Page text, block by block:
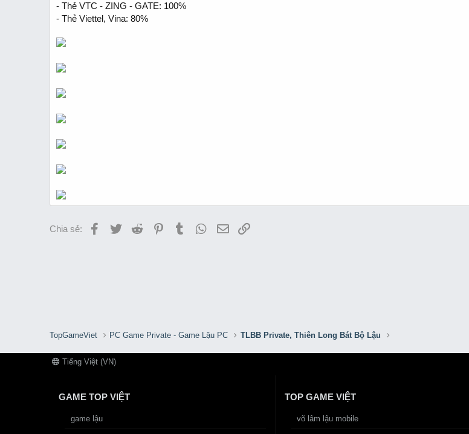
- Thẻ VTC - ZING - GATE: 100%
- Thẻ Viettel, Vina: 80%
Chia sẻ: Facebook
TwitterReddit PinterestTumblr WhatsApp
EmailLink
TopGameViet PC Game Private - Game Lậu PC TLBB Private, Thiên Long Bát Bộ Lậu
Tiếng Việt (VN)
GAME TOP VIỆT
game lậu
TOP GAME VIỆT
võ lâm lậu mobile